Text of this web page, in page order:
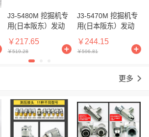
J3-5480M 挖掘机专
用(日本阪东）发动
￥217.65
￥519.28
J3-5470M 挖掘机专
用(日本阪东）发动
￥244.15
￥596.81
更多 